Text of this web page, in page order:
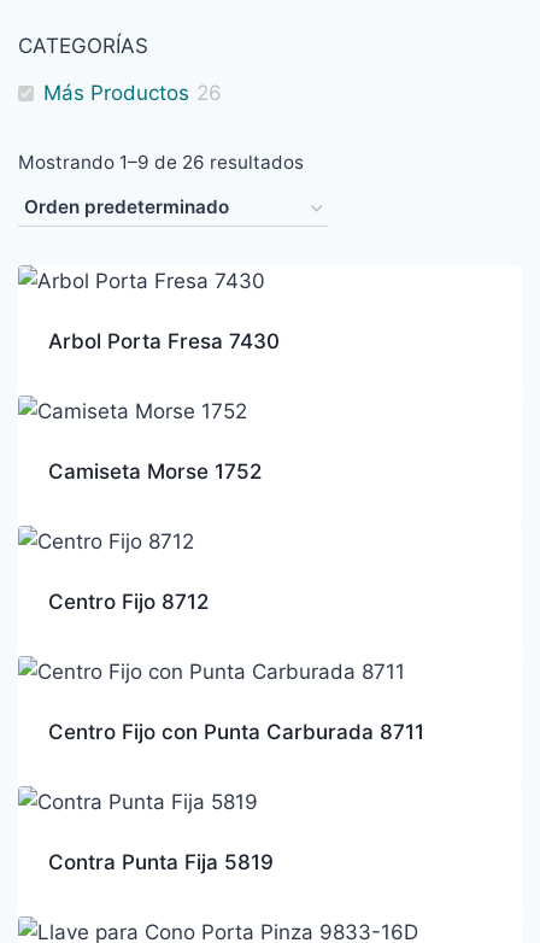
CATEGORÍAS
Más Productos 26
Mostrando 1–9 de 26 resultados
Arbol Porta Fresa 7430
Camiseta Morse 1752
Centro Fijo 8712
Centro Fijo con Punta Carburada 8711
Contra Punta Fija 5819